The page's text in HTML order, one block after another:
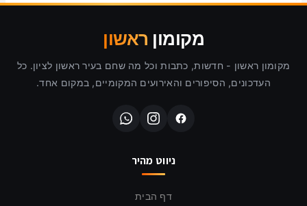
מקומון ראשון
מקומון ראשון - חדשות, כתבות וכל מה שחם בעיר ראשון לציון. כל
העדכונים, הסיפורים והאירועים המקומיים, במקום אחד.
ניווט מהיר
דף הבית